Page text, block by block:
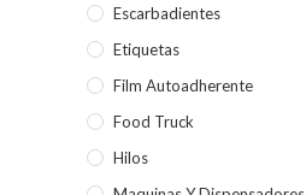
Escarbadientes
Etiquetas
Film Autoadherente
Food Truck
Hilos